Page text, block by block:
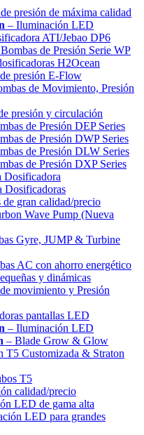
presión de máxima calidad
– Iluminación LED
ATI/Jebao DP6
de Presión Serie WP
H2Ocean
presión E-Flow
de Movimiento, Presión
presión y circulación
de Presión DEP Series
de Presión DWP Series
de Presión DLW Series
de Presión DXP Series
Dosificadora
Dosificadoras
de gran calidad/precio
Wave Pump (Nueva
Gyre, JUMP & Turbine
AC con ahorro energético
y dinámicas
movimiento y Presión
pantallas LED
– Iluminación LED
– Blade Grow & Glow
T5 Customizada & Straton
T5
calidad/precio
LED de gama alta
LED para grandes